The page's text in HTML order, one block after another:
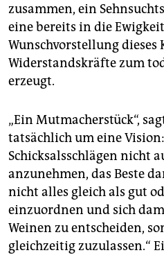
zusammen, ein
eine bereits in die
Wunschvorstellung dieses
Widerstandskräfte zum
erzeugt.
„Ein Mutmacherstück“,
tatsächlich um eine
Schicksalsschlägen nicht
anzunehmen, das Beste
nicht alles gleich als gut
einzuordnen und sich
Weinen zu entscheiden,
gleichzeitig zuzulassen.“